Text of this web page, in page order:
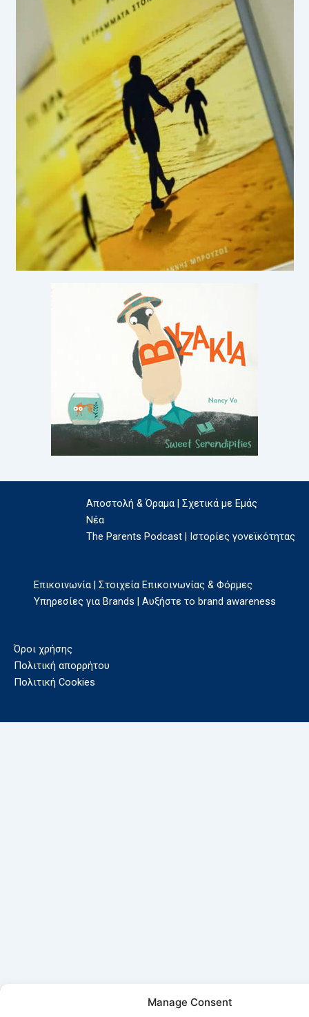
Manage Consent
Αποστολή & Όραμα | Σχετικά με Εμάς
Νέα
The Parents Podcast | Ιστορίες γονεϊκότητας
Επικοινωνία | Στοιχεία Επικοινωνίας & Φόρμες
Υπηρεσίες για Brands | Αυξήστε το brand awareness
Όροι χρήσης
Πολιτική απορρήτου
Πολιτική Cookies